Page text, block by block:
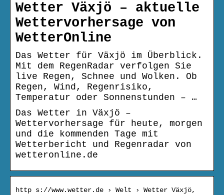
Wetter Växjö – aktuelle
Wettervorhersage von
WetterOnline
Das Wetter für Växjö im Überblick.
Mit dem RegenRadar verfolgen Sie
live Regen, Schnee und Wolken. Ob
Regen, Wind, Regenrisiko,
Temperatur oder Sonnenstunden – …
Das Wetter in Växjö –
Wettervorhersage für heute, morgen
und die kommenden Tage mit
Wetterbericht und Regenradar von
wetteronline.de
http s://www.wetter.de › Welt › Wetter Växjö,